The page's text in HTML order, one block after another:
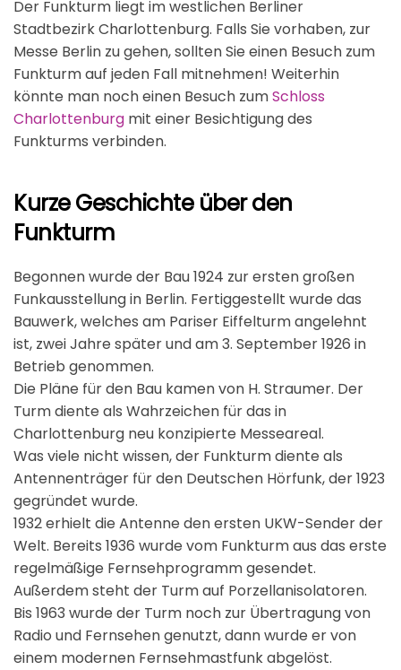
Der Funkturm liegt im westlichen Berliner
Stadtbezirk Charlottenburg. Falls Sie vorhaben, zur
Messe Berlin zu gehen, sollten Sie einen Besuch zum
Funkturm auf jeden Fall mitnehmen! Weiterhin
könnte man noch einen Besuch zumSchloss
Charlottenburg mit einer Besichtigung des
Funkturms verbinden.
Kurze Geschichte über den
Funkturm
Begonnen wurde der Bau 1924 zur ersten großen
Funkausstellung in Berlin. Fertiggestellt wurde das
Bauwerk, welches am Pariser Eiffelturm angelehnt
ist, zwei Jahre später und am 3. September 1926 in
Betrieb genommen.
Die Pläne für den Bau kamen von H. Straumer. Der
Turm diente als Wahrzeichen für das in
Charlottenburg neu konzipierte Messeareal.
Was viele nicht wissen, der Funkturm diente als
Antennenträger für den Deutschen Hörfunk, der 1923
gegründet wurde.
1932 erhielt die Antenne den ersten UKW-Sender der
Welt. Bereits 1936 wurde vom Funkturm aus das erste
regelmäßige Fernsehprogramm gesendet.
Außerdem steht der Turm auf Porzellanisolatoren.
Bis 1963 wurde der Turm noch zur Übertragung von
Radio und Fernsehen genutzt, dann wurde er von
einem modernen Fernsehmastfunk abgelöst.